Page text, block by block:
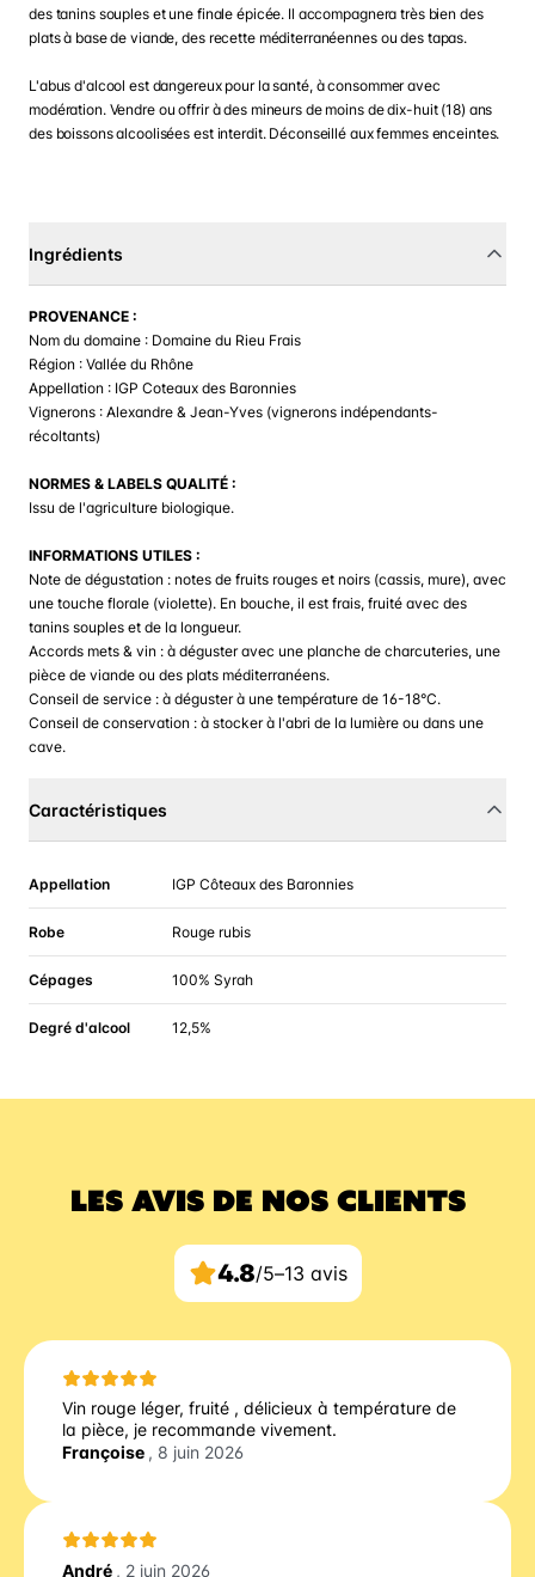
des tanins souples et une finale épicée. Il accompagnera très bien des
plats à base de viande, des recette méditerranéennes ou des tapas.
L'abus d'alcool est dangereux pour la santé, à consommer avec
modération. Vendre ou offrir à des mineurs de moins de dix-huit (18) ans
des boissons alcoolisées est interdit. Déconseillé aux femmes enceintes.
Ingrédients
PROVENANCE :
Nom du domaine : Domaine du Rieu Frais
Région : Vallée du Rhône
Appellation : IGP Coteaux des Baronnies
Vignerons : Alexandre & Jean-Yves (vignerons indépendants-
récoltants)
NORMES & LABELS QUALITÉ :
Issu de l'agriculture biologique.
INFORMATIONS UTILES :
Note de dégustation : notes de fruits rouges et noirs (cassis, mure), avec
une touche florale (violette). En bouche, il est frais, fruité avec des
tanins souples et de la longueur.
Accords mets & vin : à déguster avec une planche de charcuteries, une
pièce de viande ou des plats méditerranéens.
Conseil de service : à déguster à une température de 16-18°C.
Conseil de conservation : à stocker à l'abri de la lumière ou dans une
cave.
Caractéristiques
Appellation IGP Côteaux des Baronnies
Robe Rouge rubis
Cépages 100% Syrah
Degré d'alcool 12,5%
LES AVIS DE NOS CLIENTS
4.8/5–13 avis
Vin rouge léger, fruité , délicieux à température de
la pièce, je recommande vivement.
Françoise , 8 juin 2026
André , 2 juin 2026